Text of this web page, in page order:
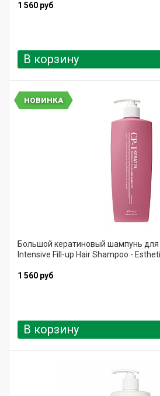
1 560 руб
В корзину
НОВИНКА
Большой кератиновый шампунь для
Intensive Fill-up Hair Shampoo -
1 560 руб
В корзину